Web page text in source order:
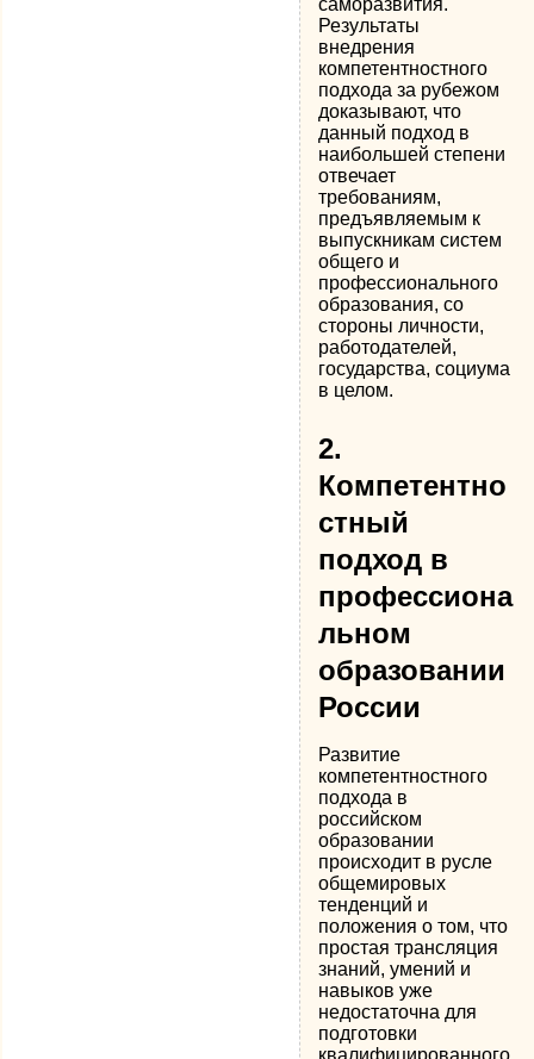
саморазвития.
Результаты
внедрения
компетентностного
подхода за рубежом
доказывают, что
данный подход в
наибольшей степени
отвечает
требованиям,
предъявляемым к
выпускникам систем
общего и
профессионального
образования, со
стороны личности,
работодателей,
государства, социума
в целом.
2.
Компетентно
стный
подход в
профессиона
льном
образовании
России
Развитие
компетентностного
подхода в
российском
образовании
происходит в русле
общемировых
тенденций и
положения о том, что
простая трансляция
знаний, умений и
навыков уже
недостаточна для
подготовки